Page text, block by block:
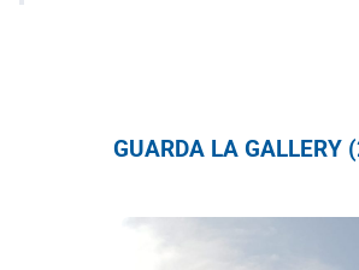
GUARDA LA GALLERY